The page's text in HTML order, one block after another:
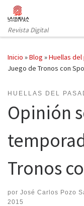
Saltar al contenido
Revista Digital
Inicio »Blog »Huellas del
Juego de Tronos con
HUELLAS DEL
Opinión
Tronos
por José Carlos Pozo
2015